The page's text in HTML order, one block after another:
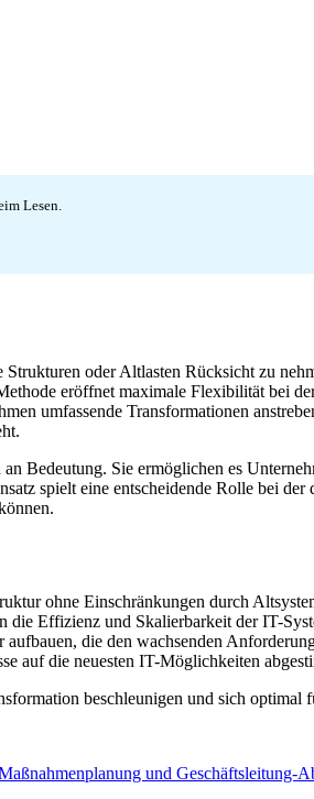
Lesen.
oder Altlasten Rücksicht zu
eröffnet maximale Flexibilität bei
umfassende Transformationen
Bedeutung. Sie ermöglichen es
spielt eine entscheidende Rolle bei
ohne Einschränkungen durch
Effizienz und Skalierbarkeit der IT-
die den wachsenden
auf die neuesten IT-Möglichkeiten
beschleunigen und sich optimal